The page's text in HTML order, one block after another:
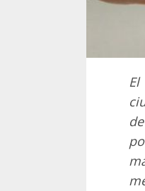
El